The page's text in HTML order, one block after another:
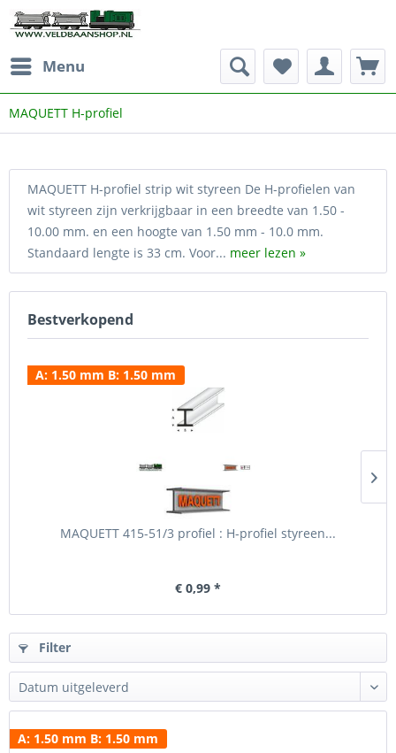
Menu
MAQUETT H-profiel
MAQUETT H-profiel strip wit styreen De H-profielen van
wit styreen zijn verkrijgbaar in een breedte van 1.50 -
10.00 mm. en een hoogte van 1.50 mm - 10.0 mm.
Standaard lengte is 33 cm. Voor... meer lezen »
Bestverkopend
A: 1.50 mm B: 1.50 mm
MAQUETT 415-51/3 profiel : H-profiel styreen...
€ 0,99 *
Filter
A: 1.50 mm B: 1.50 mm